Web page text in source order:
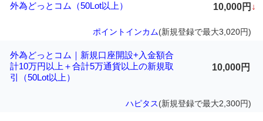
外為どっとコム（50Lot以上） 10,000円 ↓
ポイントインカム(新規登録で最大3,020円)
外為どっとコム｜新規口座開設+入金額合
計10万円以上＋合計5万通貨以上の新規取
引（50Lot以上）
10,000円
ハピタス(新規登録で最大2,300円)